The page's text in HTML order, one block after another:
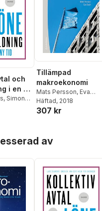
och
i en ny
, Simon
Tillämpad
makroekonomi
Mats Persson, Eva
Skult,Lars Calmfors
Peter Englund
Holmlund
Roine
Häftad, 2018
307 kr
av